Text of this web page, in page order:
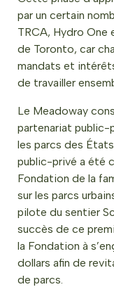
par un certain
TRCA, Hydro
de Toronto, car
mandats et
de travailler
Le Meadoway
partenariat public-
les parcs des
public-privé a été
Fondation de la
sur les parcs
pilote du sentier
succès de ce
la Fondation à
dollars afin de
de parcs.